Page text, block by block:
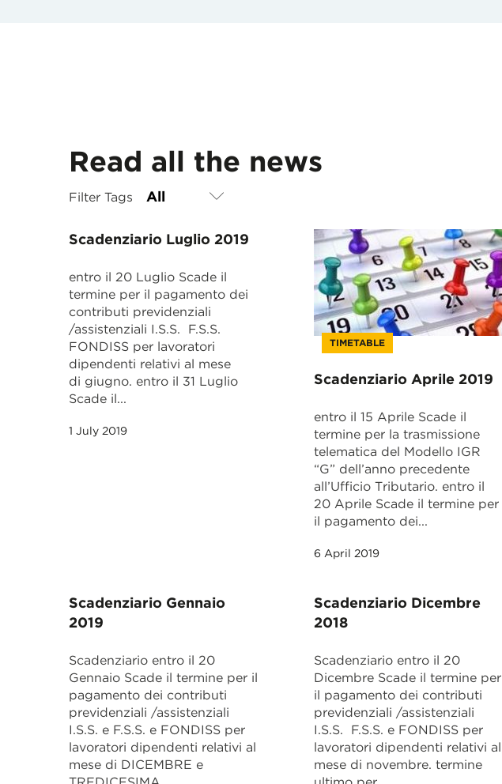
Read all the news
Filter Tags
Scadenziario Luglio 2019
entro il 20 Luglio Scade il
termine per il pagamento dei
contributi previdenziali
/assistenziali I.S.S. F.S.S.
FONDISS per lavoratori
dipendenti relativi al mese
di giugno. entro il 31 Luglio
Scade il...
1 July 2019
TIMETABLE
Scadenziario Aprile 2019
entro il 15 Aprile Scade il
termine per la trasmissione
telematica del Modello IGR
“G” dell’anno precedente
all’Ufficio Tributario. entro il
20 Aprile Scade il termine per
il pagamento dei...
6 April 2019
Scadenziario Gennaio
2019
Scadenziario entro il 20
Gennaio Scade il termine per il
pagamento dei contributi
previdenziali /assistenziali
I.S.S. e F.S.S. e FONDISS per
lavoratori dipendenti relativi al
mese di DICEMBRE e
Scadenziario Dicembre
2018
Scadenziario entro il 20
Dicembre Scade il termine per
il pagamento dei contributi
previdenziali /assistenziali
I.S.S. F.S.S. e FONDISS per
lavoratori dipendenti relativi al
mese di novembre. termine